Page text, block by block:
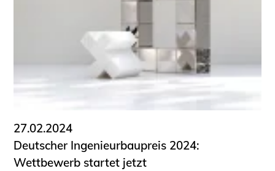
27.02.2024
Deutscher Ingenieurbaupreis 2024:
Wettbewerb startet jetzt